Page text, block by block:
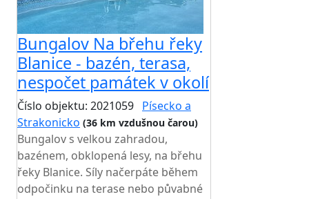
Bungalov Na břehu řeky
Blanice - bazén, terasa,
nespočet památek v okolí
Číslo objektu: 2021059 Písecko a
Strakonicko (36 km vzdušnou čarou)
Bungalov s velkou zahradou,
bazénem, obklopená lesy, na břehu
řeky Blanice. Síly načerpáte během
odpočinku na terase nebo půvabné